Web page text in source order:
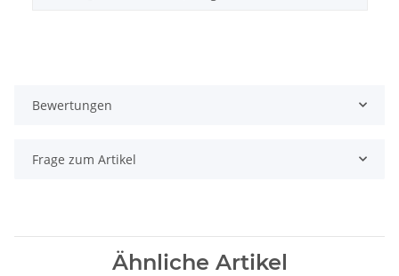
Bewertungen
Frage zum Artikel
Ähnliche Artikel